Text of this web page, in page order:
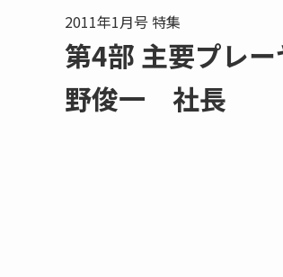
2011年1月号 特集
第4部 主要プレ
野俊一 社長